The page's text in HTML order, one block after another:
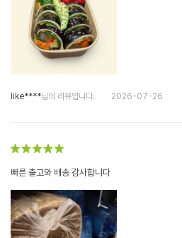
like****님의 리뷰입니다. 2026-07-26
빠른 출고와 배송 감사합니다